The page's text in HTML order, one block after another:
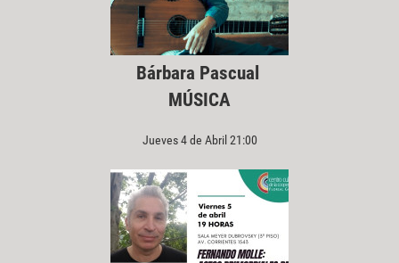
Bárbara Pascual
MÚSICA
Jueves 4 de Abril 21:00